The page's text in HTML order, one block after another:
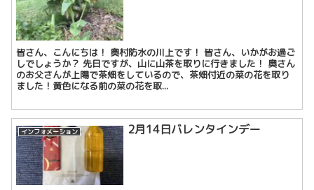
皆さん、こんにちは！ 奥村防水の川上です！ 皆さん、いかがお過ご
しでしょうか？ 先日ですが、山に山茶を取りに行きました！ 奥さん
のお父さんが上陽で茶畑をしているので、茶畑付近の菜の花を取り
ました！黄色になる前の菜の花を取...
インフォメーション 2月14日バレンタインデー